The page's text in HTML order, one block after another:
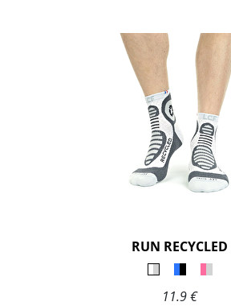
RUN RECYCLED
11.9 €